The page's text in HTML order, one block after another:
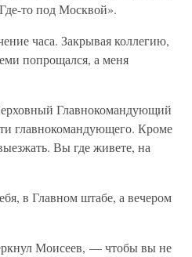
то под Москвой».
часа. Закрывая коллегию,
попрощался, а меня
Главнокомандующий
главнокомандующего. Кроме
Вы где живете, на
в Главном штабе, а вечером
Моисеев, — чтобы вы не